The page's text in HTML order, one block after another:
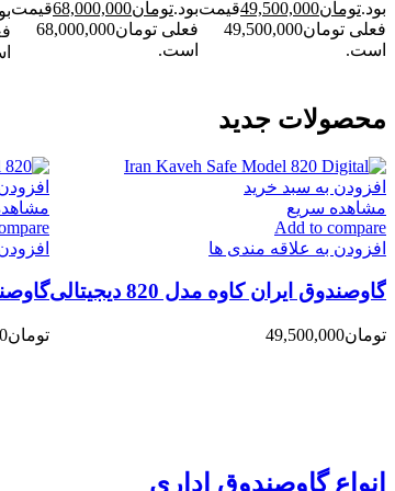
بود.تومان49,500,000قیمت
فعلی تومان49,500,000
است.
بود.تومان68,000,000قیمت
فعلی تومان68,000,000
است.
محصولات جدید
افزودن به سبد خرید
مشاهده سریع
Add to compare
افزودن به علاقه مندی ها
گاوصندوق ایران کاوه مدل 820 دیجیتالی
تومان49,500,000 تومان
انواع گاوصندوق اداری